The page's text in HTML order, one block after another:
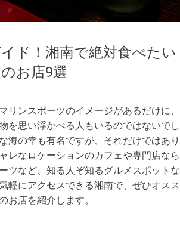
ド！湘南で絶対食べたい
お店9選
リンスポーツのイメージがあるだけに、
を思い浮かべる人もいるのではないでし
海の幸も有名ですが、それだけではあり
レなロケーションのカフェや専門店なら
ツなど、知る人ぞ知るグルメスポットな
軽にアクセスできる湘南で、ぜひオスス
お店を紹介します。